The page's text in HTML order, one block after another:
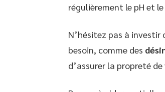
régulièrement le pH et le
N’hésitez pas à investir
besoin, comme des
d’assurer la propreté